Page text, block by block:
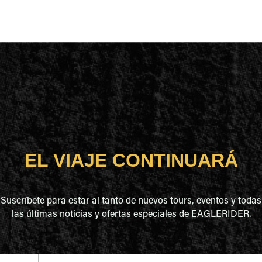
EL VIAJE CONTINUARÁ
Suscríbete para estar al tanto de nuevos tours, eventos y todas
las últimas noticias y ofertas especiales de EAGLERIDER.